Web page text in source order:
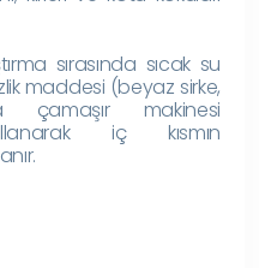
sırasında sıcak su
maddesi (beyaz sirke,
çamaşır makinesi
iç kısmın